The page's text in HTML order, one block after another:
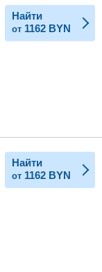
Найти
от 1162 BYN
Найти
от 1162 BYN